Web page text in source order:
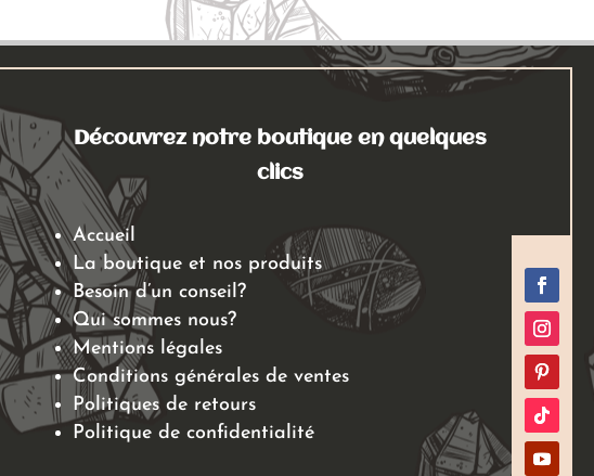
Découvrez notre boutique en quelques
clics
Accueil
La boutique et nos produits
Besoin d’un conseil?
Qui sommes nous?
Mentions légales
Conditions générales de ventes
Politiques de retours
Politique de confidentialité